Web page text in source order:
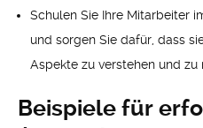
Schulen Sie Ihre Mitarbeiter
und sorgen Sie dafür, dass
Aspekte zu verstehen und zu
Beispiele für